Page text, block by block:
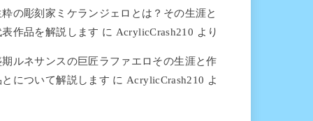
粋の彫刻家ミケランジェロとは？その生涯と
表作品を解説します に AcrylicCrash210 より
期ルネサンスの巨匠ラファエロその生涯と作
とについて解説します に AcrylicCrash210 よ